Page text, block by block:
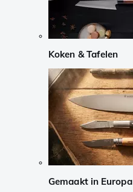
Koken & Tafelen
Gemaakt in Europa